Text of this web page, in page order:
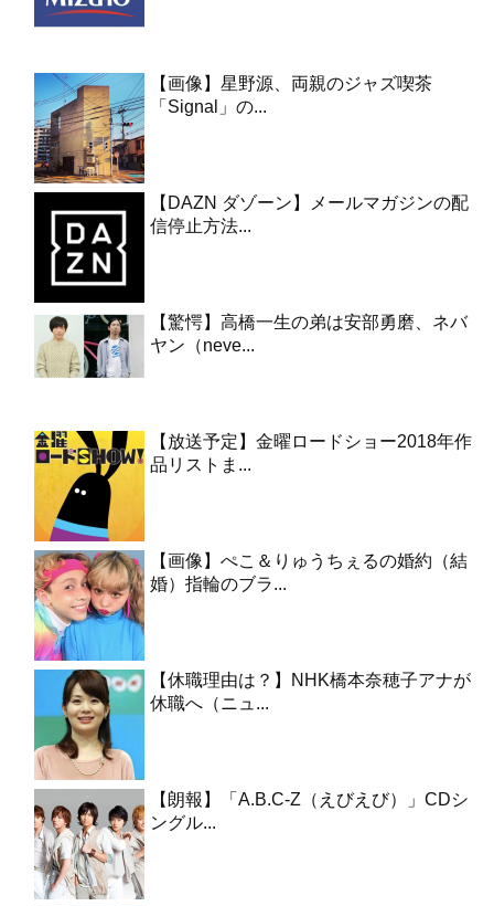
【画像】星野源、両親のジャズ喫茶
「Signal」の...
【DAZN ダゾーン】メールマガジンの配
信停止方法...
【驚愕】高橋一生の弟は安部勇磨、ネバ
ヤン（neve...
【放送予定】金曜ロードショー2018年作
品リストま...
【画像】ぺこ＆りゅうちぇるの婚約（結
婚）指輪のブラ...
【休職理由は？】NHK橋本奈穂子アナが
休職へ（ニュ...
【朗報】「A.B.C-Z（えびえび）」CDシ
ングル...